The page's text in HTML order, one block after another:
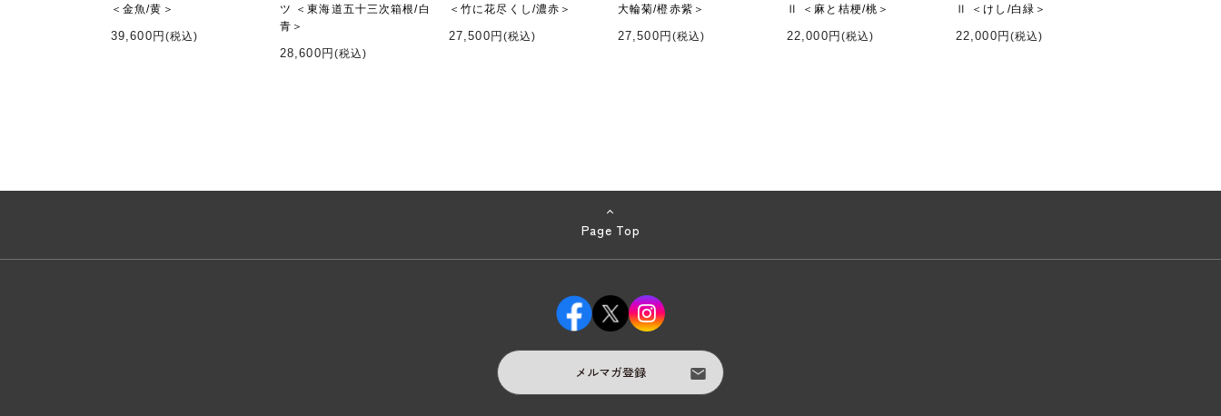
＜金魚/黄＞
39,600円 (税込)
ツ ＜東海道五十三次箱根/白
青＞
28,600円 (税込)
＜竹に花尽くし/濃赤＞
27,500円 (税込)
大輪菊/橙赤紫＞
27,500円 (税込)
Ⅱ ＜麻と桔梗/桃＞
22,000円 (税込)
Ⅱ ＜けし/白緑＞
22,000円 (税込)
Page Top
メルマガ登録